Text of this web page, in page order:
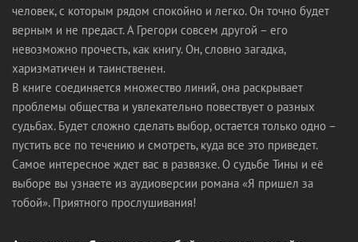
человек, с которым рядом спокойно и легко. Он точно будет
верным и не предаст. А Грегори совсем другой – его
невозможно прочесть, как книгу. Он, словно загадка,
харизматичен и таинственен.
В книге соединяется множество линий, она раскрывает
проблемы общества и увлекательно повествует о разных
судьбах. Будет сложно сделать выбор, остается только одно –
пустить все по течению и смотреть, куда все это приведет.
Самое интересное ждет вас в развязке. О судьбе Тины и её
выборе вы узнаете из аудиоверсии романа «Я пришел за
тобой». Приятного прослушивания!